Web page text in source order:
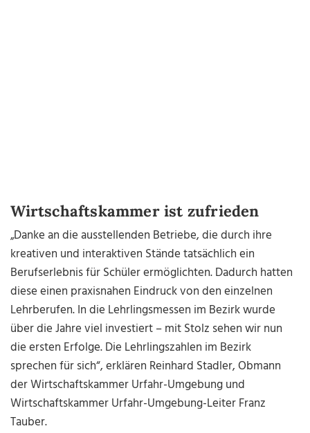
Wirtschaftskammer ist zufrieden
„Danke an die ausstellenden Betriebe, die durch ihre
kreativen und interaktiven Stände tatsächlich ein
Berufserlebnis für Schüler ermöglichten. Dadurch hatten
diese einen praxisnahen Eindruck von den einzelnen
Lehrberufen. In die Lehrlingsmessen im Bezirk wurde
über die Jahre viel investiert – mit Stolz sehen wir nun
die ersten Erfolge. Die Lehrlingszahlen im Bezirk
sprechen für sich“, erklären Reinhard Stadler, Obmann
der Wirtschaftskammer Urfahr-Umgebung und
Wirtschaftskammer Urfahr-Umgebung-Leiter Franz
Tauber.